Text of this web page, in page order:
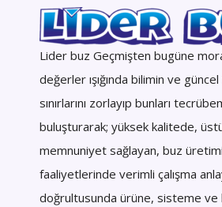
Lider buz Geçmişten bugüne
değerler ışığında bilimin ve
sınırlarını zorlayıp bunları
buluşturarak; yüksek kalitede,
memnuniyet sağlayan, buz
faaliyetlerinde verimli çalışma
doğrultusunda ürüne, sisteme ve